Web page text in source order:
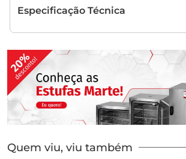
Especificação Técnica
Quem viu, viu também